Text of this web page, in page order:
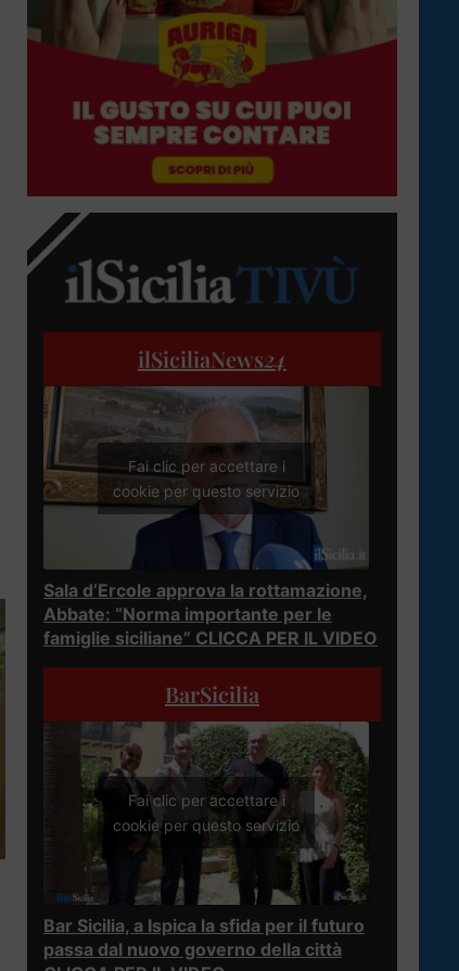
ilSiciliaNews24
Fai clic per accettare i
cookie per questo servizio
Sala d’Ercole approva la rottamazione,
Abbate: “Norma importante per le
famiglie siciliane” CLICCA PER IL VIDEO
BarSicilia
Fai clic per accettare i
cookie per questo servizio
Bar Sicilia, a Ispica la sfida per il futuro
passa dal nuovo governo della città